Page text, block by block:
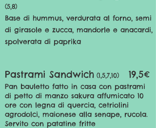
(5,8)
Base di hummus, verdurata al forno, semi
di girasole e zucca, mandorle e anacardi,
spolverata di paprika
Pastrami Sandwich (1,5,7,10) 19,5€
Pan bauletto fatto in casa con pastrami
di petto di manzo sakura affumicato 10
ore con legna di quercia, cetriolini
agrodolci, maionese alla senape, rucola.
Servito con patatine fritte